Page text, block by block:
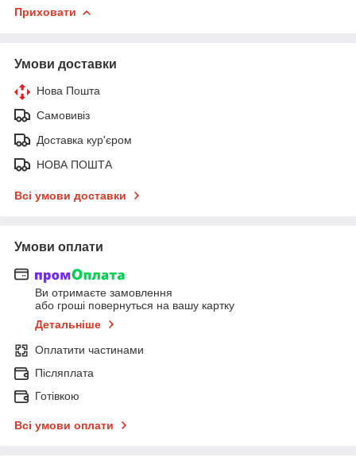
Приховати
Умови доставки
Нова Пошта
Самовивіз
Доставка кур'єром
НОВА ПОШТА
Всі умови доставки
Умови оплати
Ви отримаєте замовлення
або гроші повернуться на вашу картку
Детальніше
Оплатити частинами
Післяплата
Готівкою
Всі умови оплати